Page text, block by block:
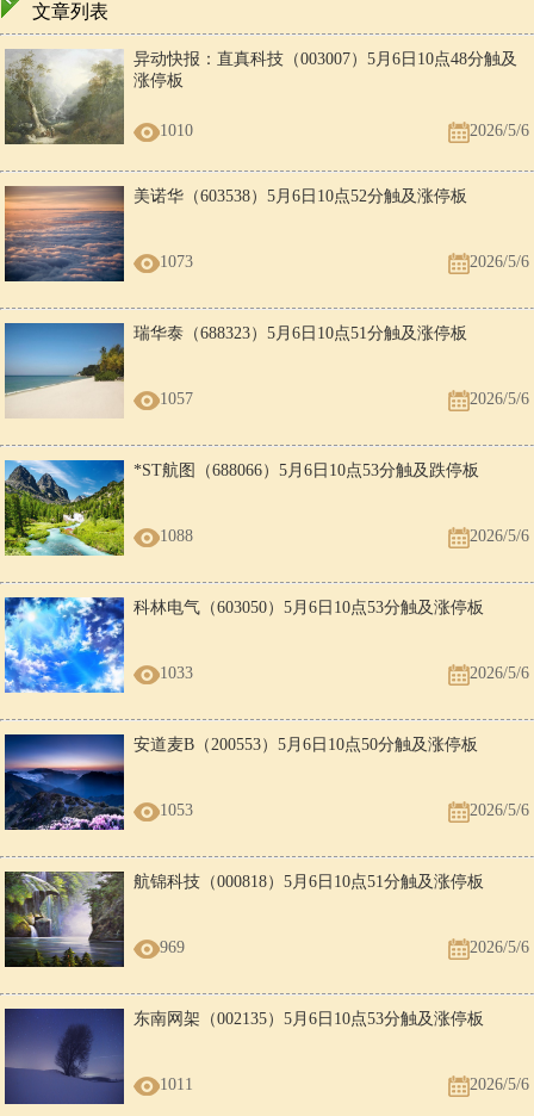
文章列表
异动快报：直真科技（003007）5月6日10点48分触及
涨停板
1010 2026/5/6
美诺华（603538）5月6日10点52分触及涨停板
1073 2026/5/6
瑞华泰（688323）5月6日10点51分触及涨停板
1057 2026/5/6
*ST航图（688066）5月6日10点53分触及跌停板
1088 2026/5/6
科林电气（603050）5月6日10点53分触及涨停板
1033 2026/5/6
安道麦B（200553）5月6日10点50分触及涨停板
1053 2026/5/6
航锦科技（000818）5月6日10点51分触及涨停板
969 2026/5/6
东南网架（002135）5月6日10点53分触及涨停板
1011 2026/5/6